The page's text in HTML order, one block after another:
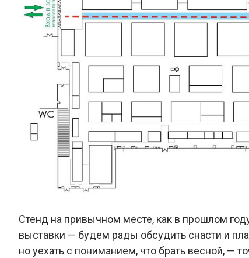
Стенд на привычном месте, как в прошлом
выставки — будем рады обсудить снасти и
но уехать с пониманием, что брать весной, —